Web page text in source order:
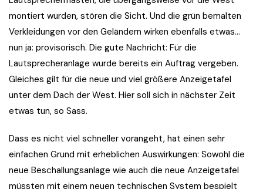
montiert wurden, stören die Sicht. Und die grün bemalten
Verkleidungen vor den Geländern wirken ebenfalls etwas…
nun ja: provisorisch. Die gute Nachricht: Für die
Lautsprecheranlage wurde bereits ein Auftrag vergeben.
Gleiches gilt für die neue und viel größere Anzeigetafel
unter dem Dach der West. Hier soll sich in nächster Zeit
etwas tun, so Sass.
Dass es nicht viel schneller vorangeht, hat einen sehr
einfachen Grund mit erheblichen Auswirkungen: Sowohl die
neue Beschallungsanlage wie auch die neue Anzeigetafel
müssten mit einem neuen technischen System bespielt